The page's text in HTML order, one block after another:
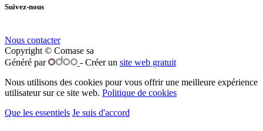
Suivez-nous
Nous contacter
Copyright © Comase sa
Généré par
- Créer un site web gratuit
Nous utilisons des cookies pour vous offrir une meilleure expérience
utilisateur sur ce site web. Politique de cookies
Que les essentiels Je suis d'accord